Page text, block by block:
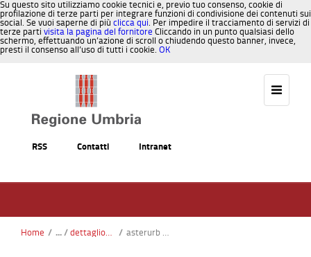
Su questo sito utilizziamo cookie tecnici e, previo tuo consenso, cookie di
profilazione di terze parti per integrare funzioni di condivisione dei contenuti sui
social. Se vuoi saperne di più clicca qui. Per impedire il tracciamento di servizi di
terze parti visita la pagina del fornitore Cliccando in un punto qualsiasi dello
schermo, effettuando un’azione di scroll o chiudendo questo banner, invece,
presti il consenso all’uso di tutti i cookie. OK
RSS Contatti Intranet
Home / dettaglionotizie / asterurb 49 casa: presentato il rapporto "abitare in umbria". realizzati oltre 3.000 alloggi dal 2006